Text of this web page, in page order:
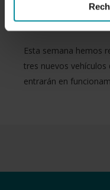
y Valencia
Esta semana hemos
tres nuevos
entrarán en